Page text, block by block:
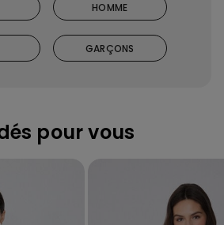
HOMME
GARÇONS
pour vous